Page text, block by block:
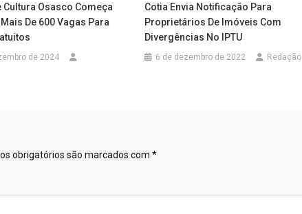
Cultura Osasco Começa
De 600 Vagas Para
de 2024
Cotia Envia Notificação Para
Proprietários De Imóveis Com
Divergências No IPTU
6 de dezembro de 2022 Redação
obrigatórios são marcados com *